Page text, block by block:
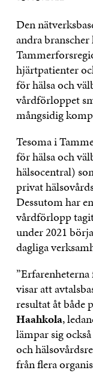
Den
andra
hjärtpatienter
för hälsa och
vårdförloppet
mångsidig
Tesoma i
för hälsa och
hälsocentral)
privat
Dessutom har
vårdförlopp
under 2021
dagliga
visar att
resultat åt både
Haahkola,
lämpar sig
och
från flera